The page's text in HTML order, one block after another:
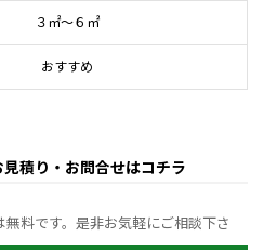
３㎡～６㎡
おすすめ
見積り・お問合せはコチラ
料です。是非お気軽にご相談下さ